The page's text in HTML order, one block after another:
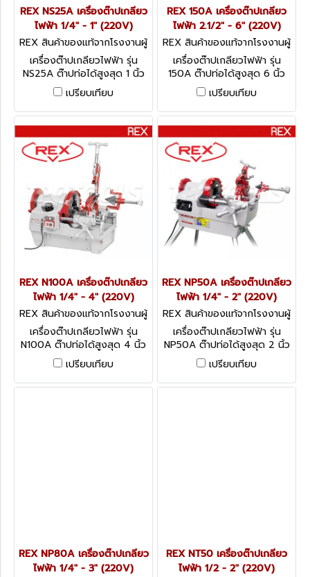
REX NS25A เครื่องต๊าปเกลียว
ไฟฟ้า 1/4" - 1" (220V)
REX สินค้าของแท้จากโรงงานผู้
ผลิต NS25A
เครื่องต๊าปเกลียวไฟฟ้า รุ่น
NS25A ต๊าปท่อได้สูงสุด 1 นิ้ว
PIPE THREADING MACHINES
เปรียบเทียบ
REX 150A เครื่องต๊าปเกลียว
ไฟฟ้า 2.1/2" - 6" (220V)
REX สินค้าของแท้จากโรงงานผู้
ผลิต 150A
เครื่องต๊าปเกลียวไฟฟ้า รุ่น
150A ต๊าปท่อได้สูงสุด 6 นิ้ว
สามารถปรับความเร็วได้ 2 ระดับ
PIPE THREADING MACHINES
เปรียบเทียบ
REX N100A เครื่องต๊าปเกลียว
ไฟฟ้า 1/4" - 4" (220V)
REX สินค้าของแท้จากโรงงานผู้
ผลิต N100A
เครื่องต๊าปเกลียวไฟฟ้า รุ่น
N100A ต๊าปท่อได้สูงสุด 4 นิ้ว
เปลี่ยนเกียร์ 3 ระดับความเร็ว
PIPE THREADING MACHINES
N100A
เปรียบเทียบ
REX NP50A เครื่องต๊าปเกลียว
ไฟฟ้า 1/4" - 2" (220V)
REX สินค้าของแท้จากโรงงานผู้
ผลิต NP50A
เครื่องต๊าปเกลียวไฟฟ้า รุ่น
NP50A ต๊าปท่อได้สูงสุด 2 นิ้ว
มอเตอร์ 700 วัตต์ PIPE
THREADING MACHINES
NP50A
เปรียบเทียบ
REX NP80A เครื่องต๊าปเกลียว
ไฟฟ้า 1/4" - 3" (220V)
REX NT50 เครื่องต๊าปเกลียว
ไฟฟ้า 1/2 - 2" (220V)